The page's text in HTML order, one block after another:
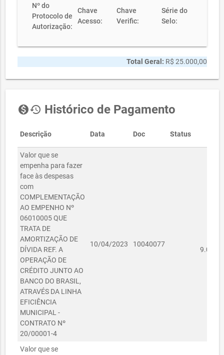
Nº do
Protocolo de
Autorização:
Chave
Acesso:
Chave
Verific:
Série do
Selo:
Total Geral: R$ 25.000,00
monetization_onhistory Histórico de Pagamento
Descrição Data Doc Status
Valor que se
empenha para fazer
face às despesas
com
COMPLEMENTAÇÃO
AO EMPENHO Nº
06010005 QUE
TRATA DE
AMORTIZAÇÃO DE
DÍVIDA REF. A
OPERAÇÃO DE
CRÉDITO JUNTO AO
BANCO DO BRASIL,
ATRAVÉS DA LINHA
EFICIÊNCIA
MUNICIPAL -
CONTRATO Nº
20/00001-4
10/04/2023 10040077
Valor que se